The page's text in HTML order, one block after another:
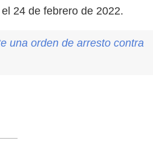
24 de febrero de 2022.
una orden de arresto contra